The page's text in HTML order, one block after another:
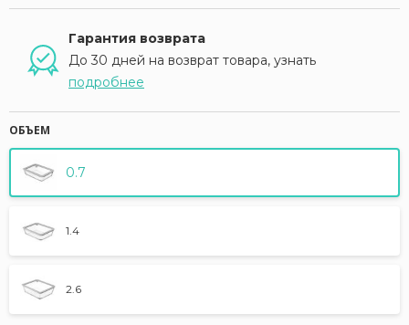
Гарантия возврата
До 30 дней на возврат товара, узнать
подробнее
ОБЪЕМ
0.7
1.4
2.6